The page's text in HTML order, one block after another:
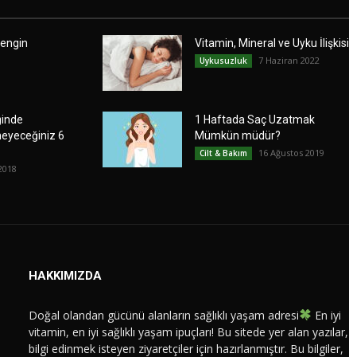
Vitamin, Mineral ve Uyku İlişkisi
Uykusuzluk 7 Haziran 2022
6
1 Haftada Saç Uzatmak
Mümkün müdür?
Cilt & Bakım 16 Ağustos 2019
HAKKIMIZDA
Doğal olandan gücünü alanların sağlıklı yaşam adresi
En iyi
vitamin, en iyi sağlıklı yaşam ipuçları! Bu sitede yer alan yazılar,
bilgi edinmek isteyen ziyaretçiler için hazırlanmıştır. Bu bilgiler,